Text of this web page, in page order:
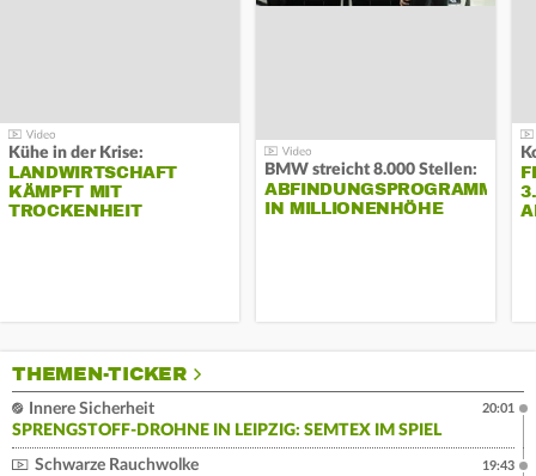
Kühe in der Krise:
LANDWIRTSCHAFT
KÄMPFT MIT
TROCKENHEIT
BMW streicht 8.000 Stellen:
ABFINDUNGSPROGRAMM
IN MILLIONENHÖHE
THEMEN-TICKER
Innere Sicherheit
SPRENGSTOFF-DROHNE IN LEIPZIG: SEMTEX IM SPIEL
20:01
Schwarze Rauchwolke
19:43